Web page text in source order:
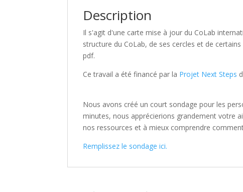
Description
Il s'agit d'une carte mise à jour du CoLab
structure du CoLab, de ses cercles et de
pdf.
Ce travail a été financé par la Projet Next Steps
Nous avons créé un court sondage pour les
minutes, nous apprécierions grandement votre
nos ressources et à mieux comprendre
Remplissez le sondage ici.